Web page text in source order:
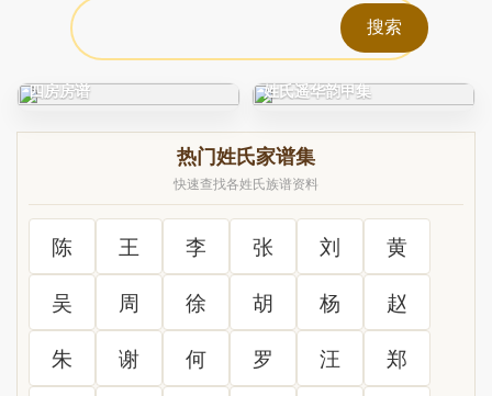
四房房谱
姓氏遥华韵甲集
热门姓氏家谱集
快速查找各姓氏族谱资料
陈 王 李 张 刘
黄
吴
周 徐 胡 杨
赵
朱
谢 何 罗 汪
郑